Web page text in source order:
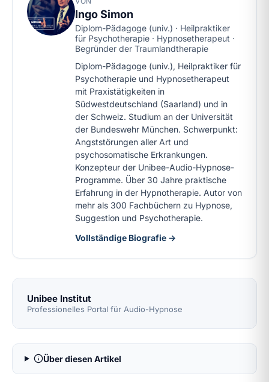
Ingo Simon
Diplom-Pädagoge (univ.) · Heilpraktiker
für Psychotherapie · Hypnosetherapeut ·
Begründer der Traumlandtherapie
Diplom-Pädagoge (univ.), Heilpraktiker für
Psychotherapie und Hypnosetherapeut
mit Praxistätigkeiten in
Südwestdeutschland (Saarland) und in
der Schweiz. Studium an der Universität
der Bundeswehr München. Schwerpunkt:
Angststörungen aller Art und
psychosomatische Erkrankungen.
Konzepteur der Unibee-Audio-Hypnose-
Programme. Über 30 Jahre praktische
Erfahrung in der Hypnotherapie. Autor von
mehr als 300 Fachbüchern zu Hypnose,
Suggestion und Psychotherapie.
Vollständige Biografie →
Unibee Institut
Professionelles Portal für Audio-Hypnose
Über diesen Artikel